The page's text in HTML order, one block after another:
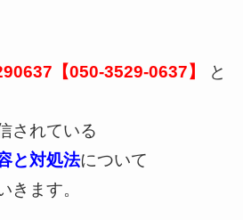
【050-3529-0637】
と
されている
と対処法について
きます。